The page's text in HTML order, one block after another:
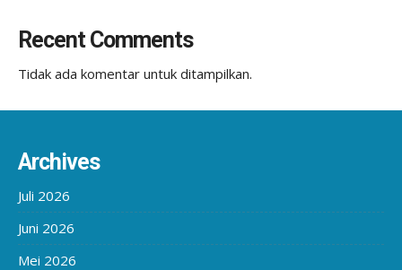
Recent Comments
Tidak ada komentar untuk ditampilkan.
Archives
Juli 2026
Juni 2026
Mei 2026